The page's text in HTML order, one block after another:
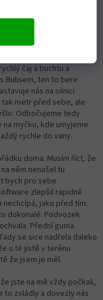
No, Seikos
psát kudy jsme tam
Dan měl jistě radost a
s hadrem. Nějak to
čaj a buchtu a
Bulisem, ten to bere
nás na silnici
tak metr před sebe, ale
Odbočujeme tedy
na myčku, kde umyjeme
rychle do vany.
doma. Musím říct, že
něm nenašel tu
bych pro sebe
zlepšil rapidně
jako před tím.
dokonalé. Podvozek
Přední guma
se sice nadřela daleko
u té jistě v terénu
že jsem je měl.
jste na mě vždy počkali,
to zvládly a dovezly nás